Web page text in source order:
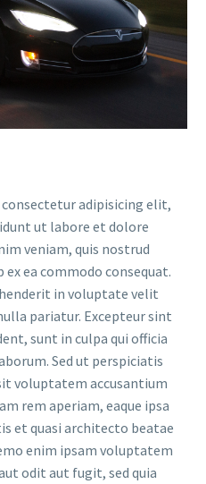
adipisicing elit,
ut labore et dolore
veniam, quis nostrud
ea commodo consequat.
in voluptate velit
pariatur. Excepteur sint
sunt in culpa qui officia
Sed ut perspiciatis
voluptatem accusantium
rem aperiam, eaque ipsa
et quasi architecto beatae
enim ipsam voluptatem
odit aut fugit, sed quia